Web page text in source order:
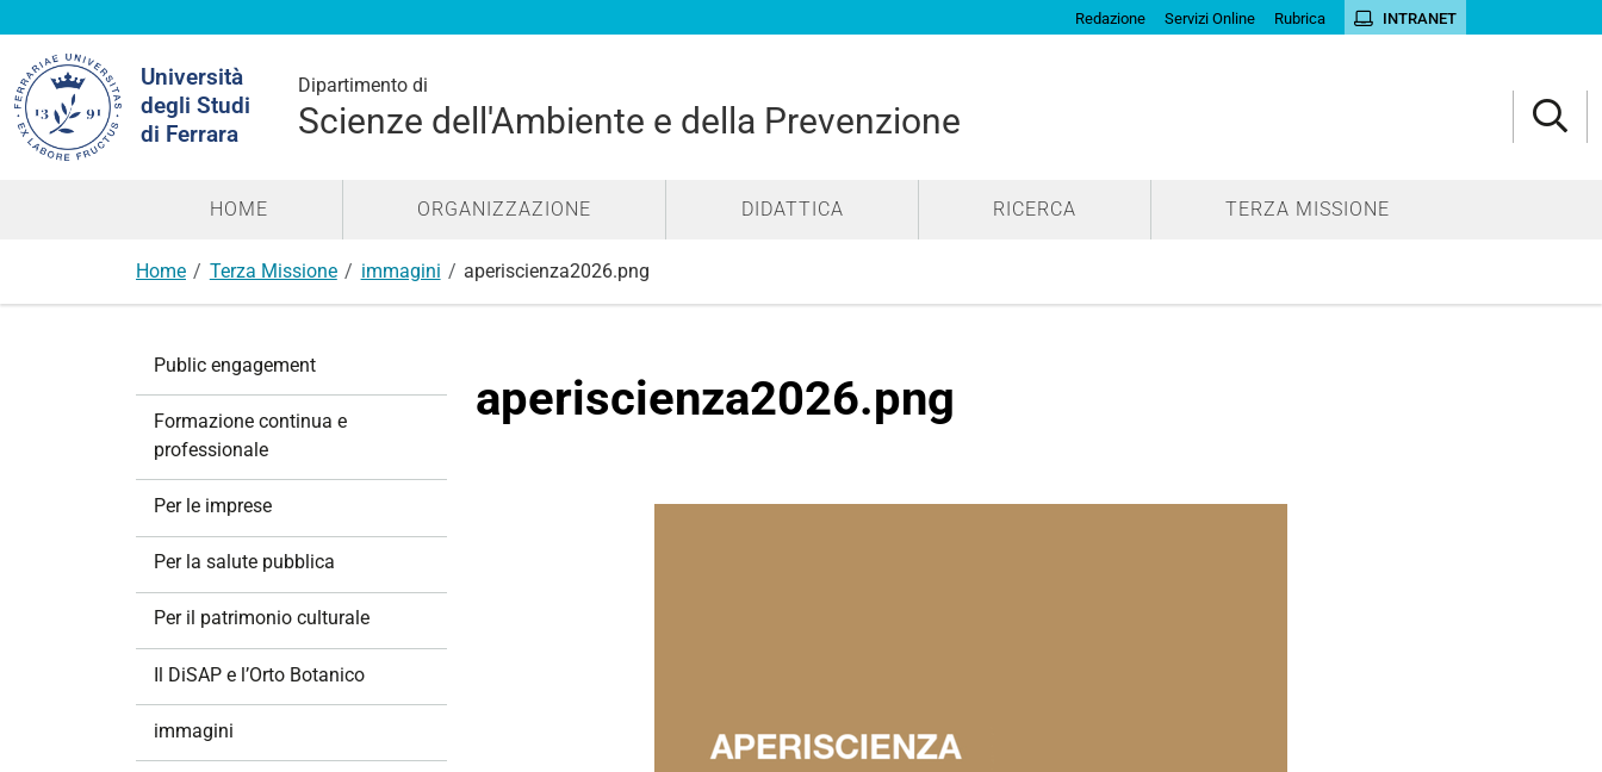
Redazione Servizi Online Rubrica INTRANET
Università
degli Studi
di Ferrara
Dipartimento di
Scienze dell'Ambiente e della Prevenzione
nel
sito
HOME ORGANIZZAZIONE DIDATTICA RICERCA TERZA MISSIONE
Home Terza Missione immagini aperiscienza2026.png
aperiscienza2026.png
Public engagement
Formazione continua e
professionale
Per le imprese
Per la salute pubblica
Per il patrimonio culturale
Il DiSAP e l’Orto Botanico
immagini